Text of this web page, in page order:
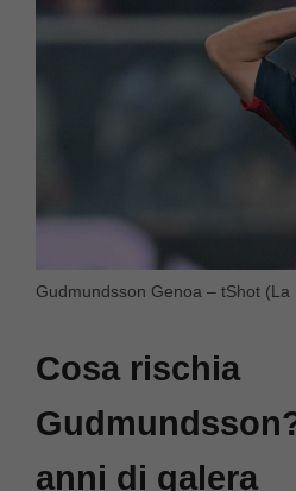
Gudmundsson Genoa – tShot (La
Cosa rischia
anni di galera